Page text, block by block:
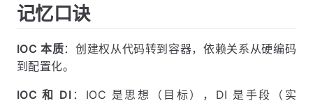
记忆口诀
IOC 本质：创建权从代码转到容器，依赖关系从硬编码
到配置化。
IOC 和 DI ：IOC 是思想（目标），DI 是手段（实